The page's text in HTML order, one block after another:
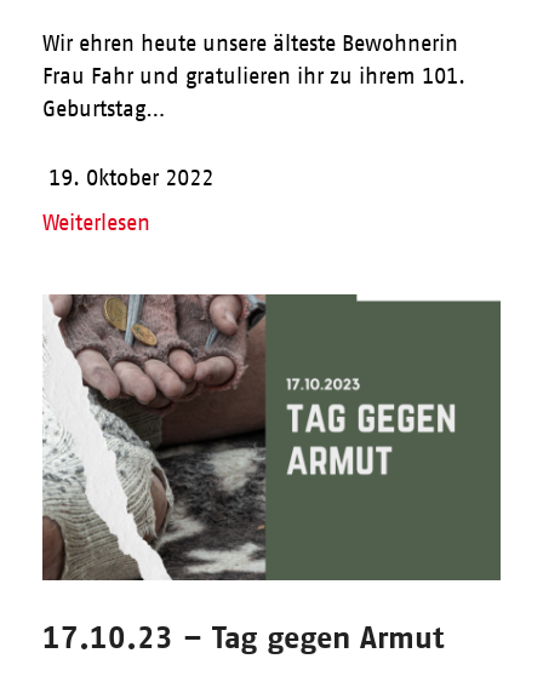
Wir ehren heute unsere älteste Bewohnerin
Frau Fahr und gratulieren ihr zu ihrem 101.
Geburtstag…
19. Oktober 2022
Weiterlesen
17.10.23 – Tag gegen Armut